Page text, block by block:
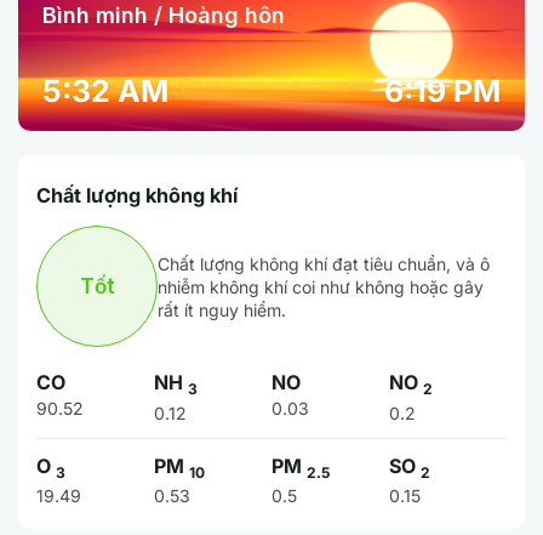
Bình minh / Hoàng hôn
5:32 AM 6:19 PM
Chất lượng không khí
Tốt
Chất lượng không khí đạt tiêu chuẩn, và ô
nhiễm không khí coi như không hoặc gây
rất ít nguy hiểm.
CO
90.52
NH 3
0.12
NO
0.03
NO 2
0.2
O 3
19.49
PM 10
0.53
PM 2.5
0.5
SO 2
0.15